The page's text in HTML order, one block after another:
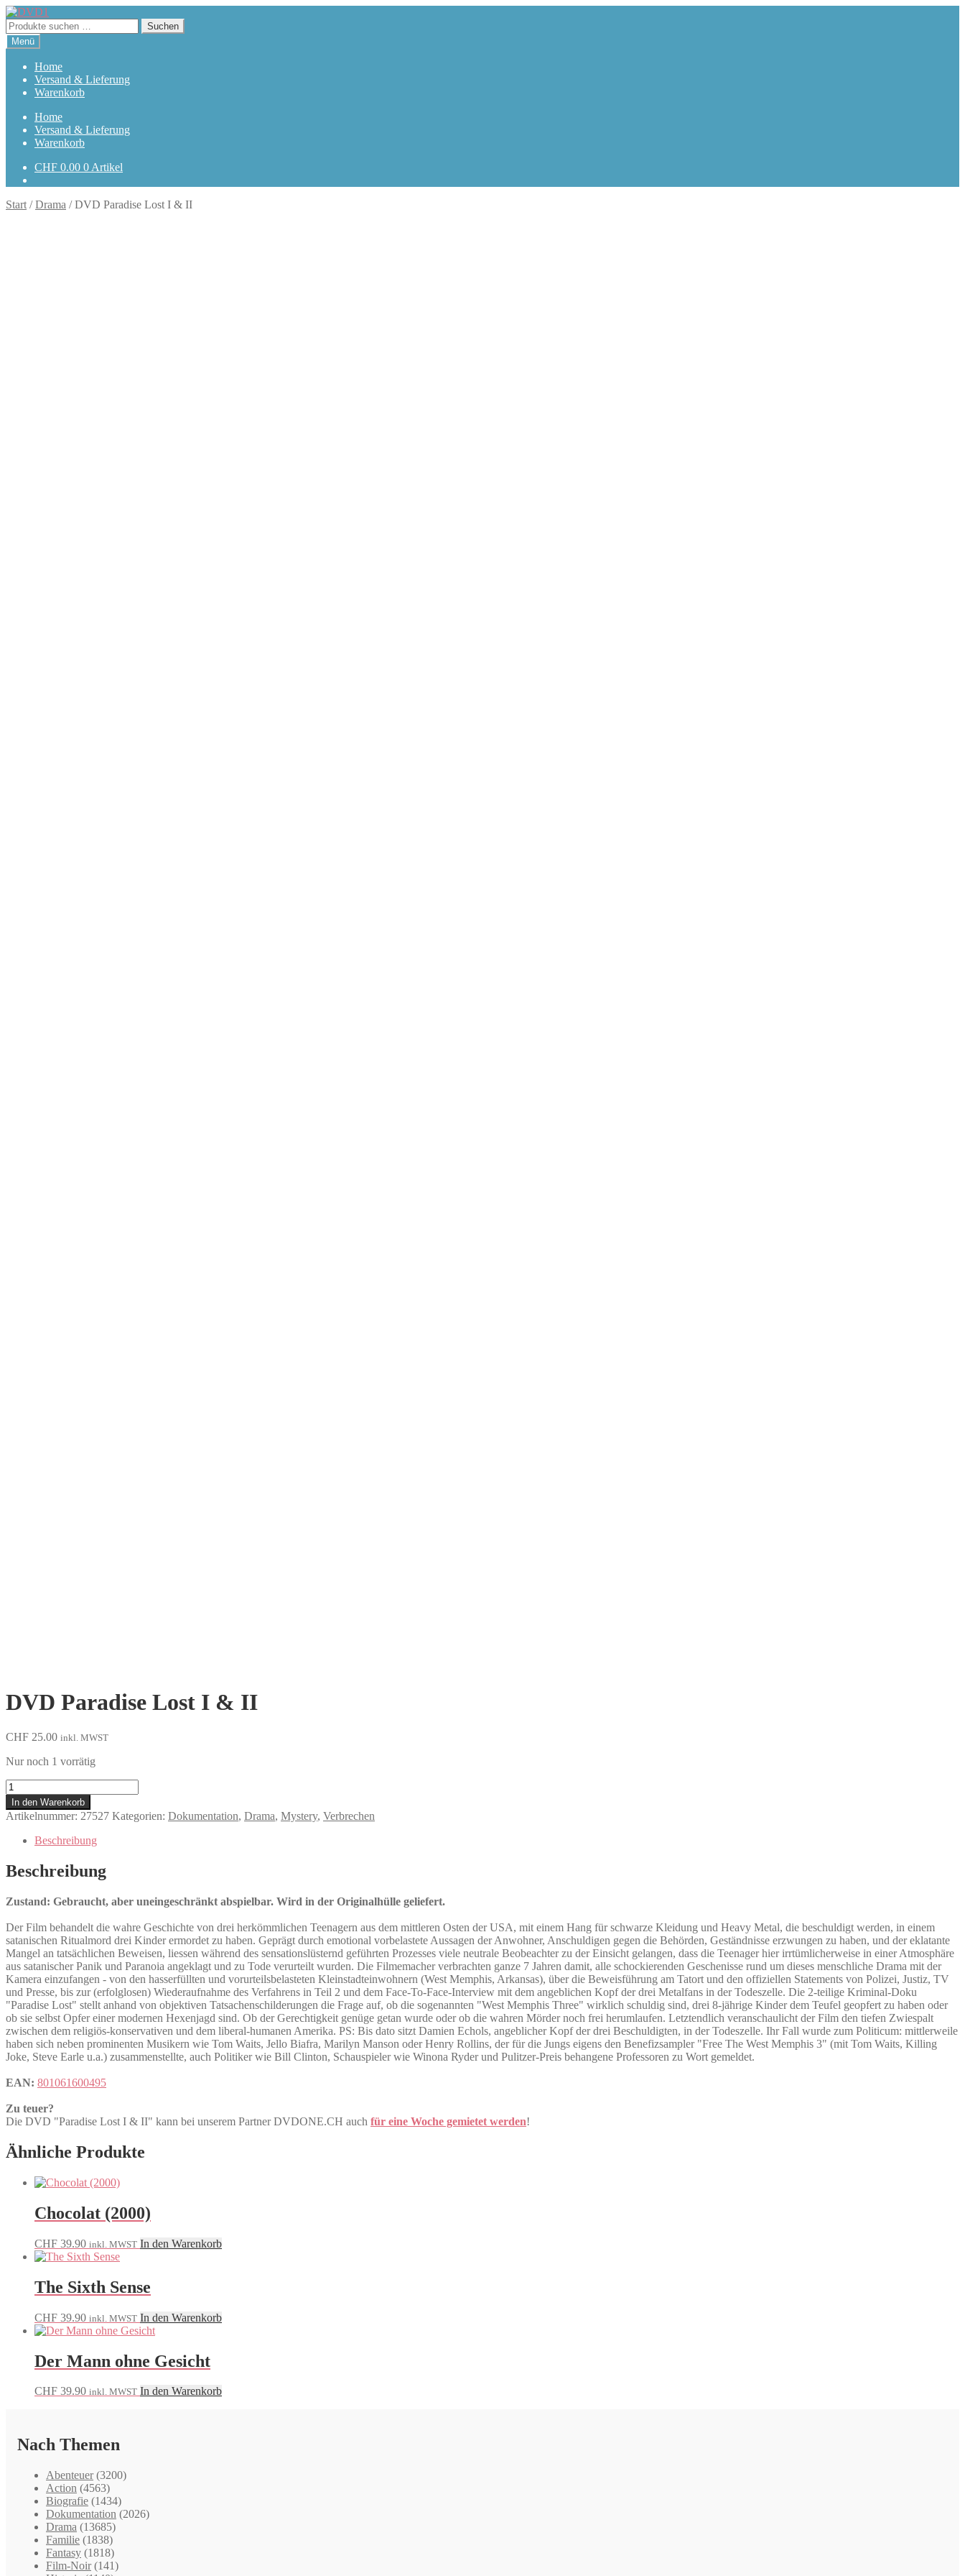
Zur
Navigation
springen
Zum
Inhalt
springen
Suchen
nach:
Suchen
Menü
Home
Versand & Lieferung
Warenkorb
Home
Versand & Lieferung
Warenkorb
CHF 0.00 0 Artikel
Start /Drama /DVD Paradise Lost I & II
DVD Paradise Lost I & II
CHF 25.00 inkl. MWST
Nur noch 1 vorrätig
Paradise
Lost
I
&
Menge
In den Warenkorb
Artikelnummer: 27527 Kategorien: Dokumentation, Drama, Mystery, Verbrechen
Beschreibung
Beschreibung
Zustand: Gebraucht, aber uneingeschränkt abspielbar. Wird in der Originalhülle geliefert.
Der Film behandelt die wahre Geschichte von drei herkömmlichen Teenagern aus dem mittleren Osten der USA, mit einem Hang für schwarze Kleidung und Heavy Metal, die beschuldigt werden, in einem
satanischen Ritualmord drei Kinder ermordet zu haben. Geprägt durch emotional vorbelastete Aussagen der Anwohner, Anschuldigen gegen die Behörden, Geständnisse erzwungen zu haben, und der eklatante
Mangel an tatsächlichen Beweisen, liessen während des sensationslüsternd geführten Prozesses viele neutrale Beobeachter zu der Einsicht gelangen, dass die Teenager hier irrtümlicherweise in einer Atmosphäre
aus satanischer Panik und Paranoia angeklagt und zu Tode verurteilt wurden. Die Filmemacher verbrachten ganze 7 Jahren damit, alle schockierenden Geschenisse rund um dieses menschliche Drama mit der
Kamera einzufangen - von den hasserfüllten und vorurteilsbelasteten Kleinstadteinwohnern (West Memphis, Arkansas), über die Beweisführung am Tatort und den offiziellen Statements von Polizei, Justiz, TV
und Presse, bis zur (erfolglosen) Wiederaufnahme des Verfahrens in Teil 2 und dem Face-To-Face-Interview mit dem angeblichen Kopf der drei Metalfans in der Todeszelle. Die 2-teilige Kriminal-Doku
"Paradise Lost" stellt anhand von objektiven Tatsachenschilderungen die Frage auf, ob die sogenannten "West Memphis Three" wirklich schuldig sind, drei 8-jährige Kinder dem Teufel geopfert zu haben oder
ob sie selbst Opfer einer modernen Hexenjagd sind. Ob der Gerechtigkeit genüge getan wurde oder ob die wahren Mörder noch frei herumlaufen. Letztendlich veranschaulicht der Film den tiefen Zwiespalt
zwischen dem religiös-konservativen und dem liberal-humanen Amerika. PS: Bis dato sitzt Damien Echols, angeblicher Kopf der drei Beschuldigten, in der Todeszelle. Ihr Fall wurde zum Politicum: mittlerweile
haben sich neben prominenten Musikern wie Tom Waits, Jello Biafra, Marilyn Manson oder Henry Rollins, der für die Jungs eigens den Benefizsampler "Free The West Memphis 3" (mit Tom Waits, Killing
Joke, Steve Earle u.a.) zusammenstellte, auch Politiker wie Bill Clinton, Schauspieler wie Winona Ryder und Pulitzer-Preis behangene Professoren zu Wort gemeldet.
EAN: 801061600495
Zu teuer?
Die DVD "Paradise Lost I & II" kann bei unserem Partner DVDONE.CH auch für eine Woche gemietet werden!
Ähnliche Produkte
Chocolat (2000)
CHF 39.90 inkl. MWST In den Warenkorb
The Sixth Sense
CHF 39.90 inkl. MWST In den Warenkorb
Der Mann ohne Gesicht
CHF 39.90 inkl. MWST In den Warenkorb
Nach Themen
Abenteuer (3200)
Action (4563)
Biografie (1434)
Dokumentation (2026)
Drama (13685)
Familie (1838)
Fantasy (1818)
Film-Noir (141)